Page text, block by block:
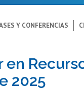
Y CONFERENCIAS
2025